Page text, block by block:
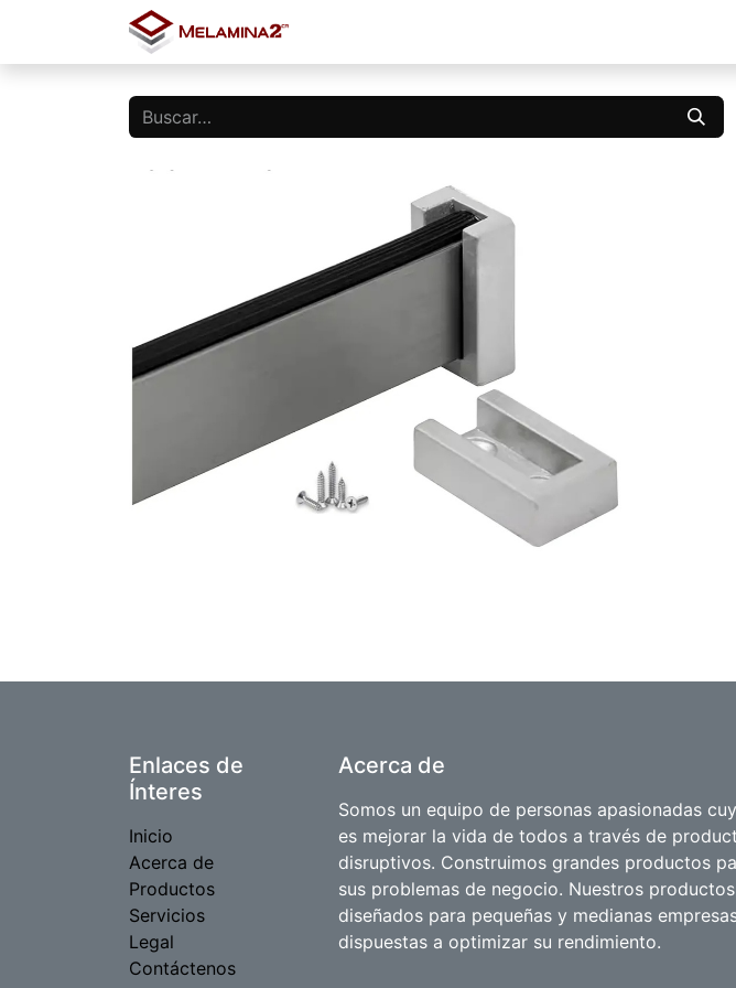
Enlaces de
Ínteres
Inicio
Acerca de
Productos
Servicios
Legal
Contáctenos
Acerca de
Somos un equipo de personas apasionadas
es mejorar la vida de todos a través de
disruptivos. Construimos grandes productos
sus problemas de negocio. Nuestros
diseñados para pequeñas y medianas
dispuestas a optimizar su rendimiento.